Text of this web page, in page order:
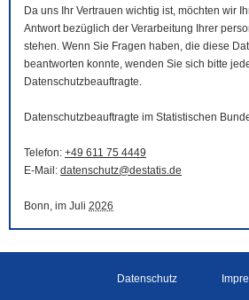
Da uns Ihr Vertrauen wichtig ist, möchten wir
Antwort bezüglich der Verarbeitung Ihrer
stehen. Wenn Sie Fragen haben, die diese
beantworten konnte, wenden Sie sich bitte
Datenschutzbeauftragte.
Datenschutzbeauftragte im Statistischen
Telefon: +49 611 75 4449
E-Mail : datenschutz@destatis.de
Bonn, im Juli 2026
Datenschutz